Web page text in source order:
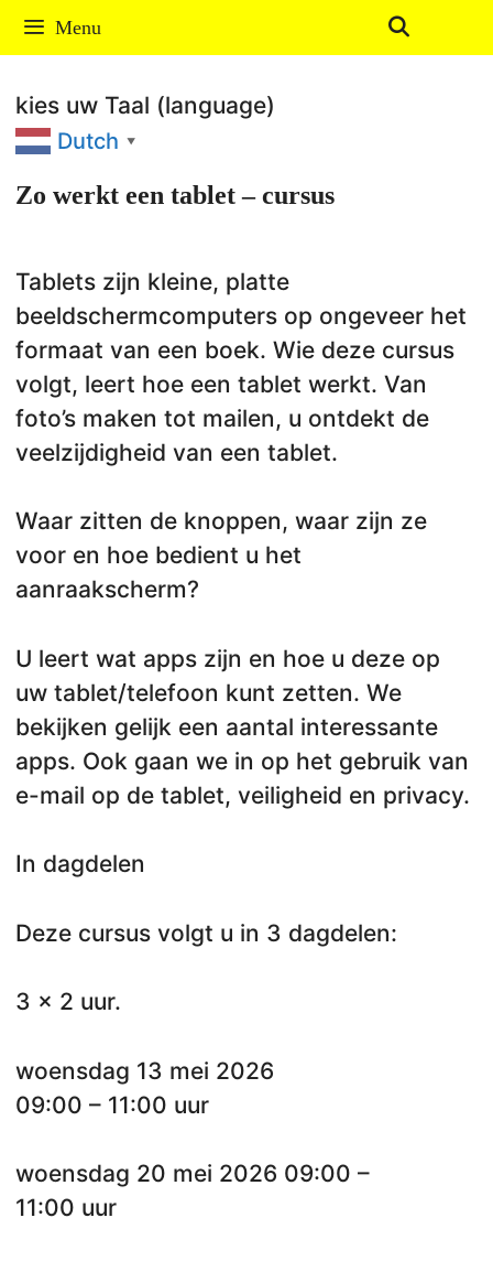
Ga
naar
inhoud
Menu
kies uw Taal (language)
Dutch ▼
Zo werkt een tablet – cursus
Tablets zijn kleine, platte
beeldschermcomputers op ongeveer het
formaat van een boek. Wie deze cursus
volgt, leert hoe een tablet werkt. Van
foto’s maken tot mailen, u ontdekt de
veelzijdigheid van een tablet.
Waar zitten de knoppen, waar zijn ze
voor en hoe bedient u het
aanraakscherm?
U leert wat apps zijn en hoe u deze op
uw tablet/telefoon kunt zetten. We
bekijken gelijk een aantal interessante
apps. Ook gaan we in op het gebruik van
e-mail op de tablet, veiligheid en privacy.
In dagdelen
Deze cursus volgt u in 3 dagdelen:
3 x 2 uur.
woensdag 13 mei 2026
09:00 – 11:00 uur
woensdag 20 mei 2026 09:00 –
11:00 uur